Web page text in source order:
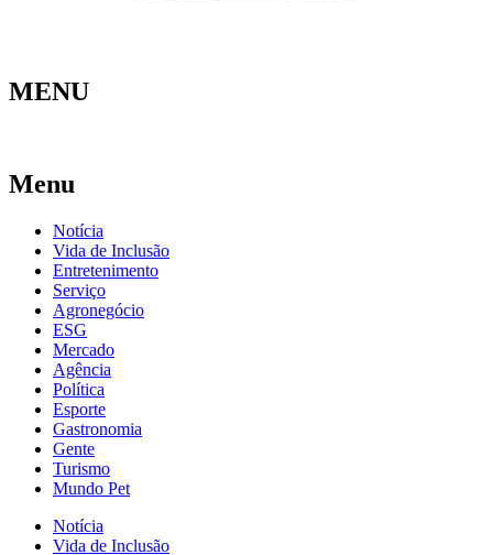
MENU
Menu
Notícia
Vida de Inclusão
Entretenimento
Serviço
Agronegócio
ESG
Mercado
Agência
Política
Esporte
Gastronomia
Gente
Turismo
Mundo Pet
Notícia
Vida de Inclusão